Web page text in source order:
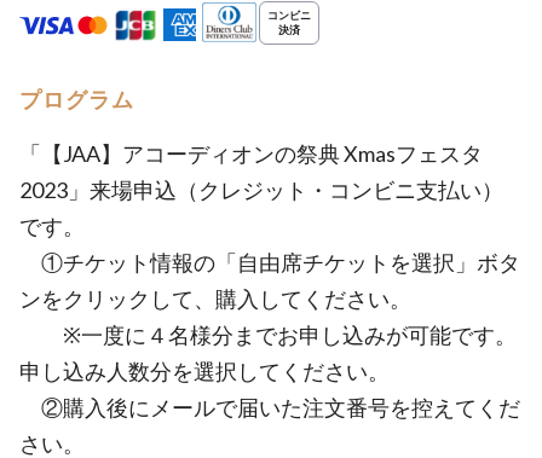
プログラム
「【JAA】アコーディオンの祭典 Xmasフェスタ
2023」来場申込（クレジット・コンビニ支払い）
です。
①チケット情報の「自由席チケットを選択」ボタ
ンをクリックして、購入してください。
※一度に４名様分までお申し込みが可能です。
申し込み人数分を選択してください。
②購入後にメールで届いた注文番号を控えてくだ
さい。